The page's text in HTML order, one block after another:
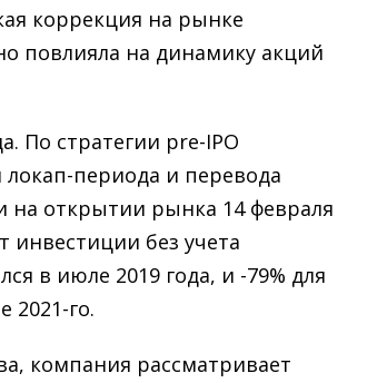
коррекция на рынке
повлияла на динамику акций
По стратегии pre-IPO
периода и перевода
на открытии рынка 14 февраля
инвестиции без учета
в июле 2019 года, и -79% для
2021-го.
компания рассматривает